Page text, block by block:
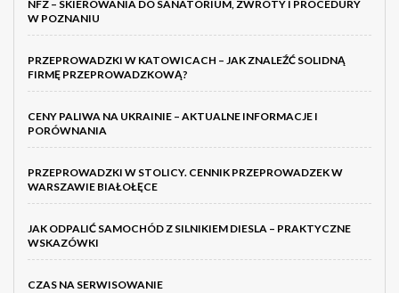
NFZ – SKIEROWANIA DO SANATORIUM, ZWROTY I PROCEDURY
W POZNANIU
PRZEPROWADZKI W KATOWICACH – JAK ZNALEŹĆ SOLIDNĄ
FIRMĘ PRZEPROWADZKOWĄ?
CENY PALIWA NA UKRAINIE – AKTUALNE INFORMACJE I
PORÓWNANIA
PRZEPROWADZKI W STOLICY. CENNIK PRZEPROWADZEK W
WARSZAWIE BIAŁOŁĘCE
JAK ODPALIĆ SAMOCHÓD Z SILNIKIEM DIESLA – PRAKTYCZNE
WSKAZÓWKI
CZAS NA SERWISOWANIE